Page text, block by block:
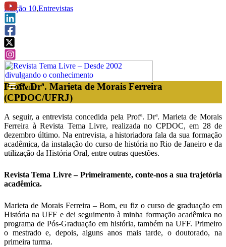
f Menu
Edição 10,Entrevistas
Profª. Drª. Marieta de Morais Ferreira
(CPDOC/UFRJ)
A seguir, a entrevista concedida pela Profª. Drª. Marieta de Morais
Ferreira à Revista Tema Livre, realizada no CPDOC, em 28 de
dezembro último. Na entrevista, a historiadora fala da sua formação
acadêmica, da instalação do curso de história no Rio de Janeiro e da
utilização da História Oral, entre outras questões.
Revista Tema Livre – Primeiramente, conte-nos a sua trajetória
acadêmica.
Marieta de Morais Ferreira – Bom, eu fiz o curso de graduação em
História na UFF e dei seguimento à minha formação acadêmica no
programa de Pós-Graduação em história, também na UFF. Primeiro
o mestrado e, depois, alguns anos mais tarde, o doutorado, na
primeira turma.